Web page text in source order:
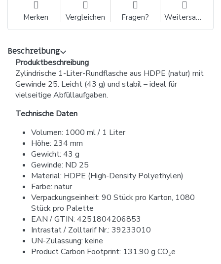
Merken Vergleichen Fragen? Weitersagen
Beschreibung
Produktbeschreibung
Zylindrische 1-Liter-Rundflasche aus HDPE (natur) mit
Gewinde 25. Leicht (43 g) und stabil – ideal für
vielseitige Abfüllaufgaben.
Technische Daten
Volumen: 1000 ml / 1 Liter
Höhe: 234 mm
Gewicht: 43 g
Gewinde: ND 25
Material: HDPE (High-Density Polyethylen)
Farbe: natur
Verpackungseinheit: 90 Stück pro Karton, 1080
Stück pro Palette
EAN / GTIN: 4251804206853
Intrastat / Zolltarif Nr.: 39233010
UN-Zulassung: keine
Product Carbon Footprint: 131.90 g CO₂e